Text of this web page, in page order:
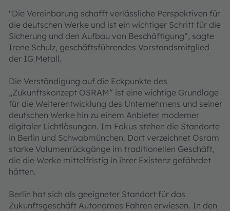
"Die Vereinbarung schafft verlässliche Perspektiven für
die deutschen Werke und ist ein wichtiger Schritt für die
Sicherung und den Aufbau von Beschäftigung“, sagte
Irene Schulz, geschäftsführendes Vorstandsmitglied
der IG Metall.
Die Verständigung auf die Eckpunkte des
„Zukunftskonzept OSRAM“ ist eine wichtige Grundlage
für die Weiterentwicklung des Unternehmens und seiner
deutschen Werke hin zu einem Anbieter moderner
digitaler Lichtlösungen. Im Fokus stehen die Standorte
in Berlin und Schwabmünchen. Dort verzeichnet Osram
starke Volumenrückgänge im traditionellen Geschäft,
die die Werke mittelfristig in ihrer Existenz gefährdet
hätten.
Berlin hat sich als geeigneter Standort für das
Zukunftsgeschäft Autonomes Fahren erwiesen. In den